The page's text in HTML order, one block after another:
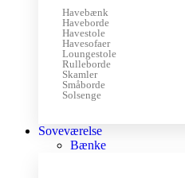
Havebænk
Haveborde
Havestole
Havesofaer
Loungestole
Rulleborde
Skamler
Småborde
Solsenge
Soveværelse
Bænke